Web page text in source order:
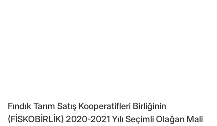
Fındık Tarım Satış Kooperatifleri Birliğinin
(FİSKOBİRLİK) 2020-2021 Yılı Seçimli Olağan Mali